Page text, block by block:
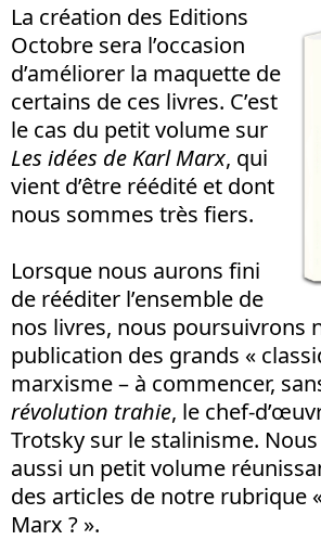
La création des Editions
Octobre sera l’occasion
d’améliorer la maquette de
certains de ces livres. C’est
le cas du petit volume sur
Les idées de Karl Marx, qui
vient d’être réédité et dont
nous sommes très fiers.
Lorsque nous aurons fini
de rééditer l’ensemble de
nos livres, nous poursuivrons
publication des grands «
marxisme – à commencer,
révolution trahie, le chef-
Trotsky sur le stalinisme.
aussi un petit volume
des articles de notre rubrique
Marx ? ».